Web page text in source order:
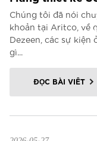
Chúng tôi đã nói
khoản tại Aritco, về
Dezeen, các sự kiện
gì...
ĐỌC BÀI VIẾT